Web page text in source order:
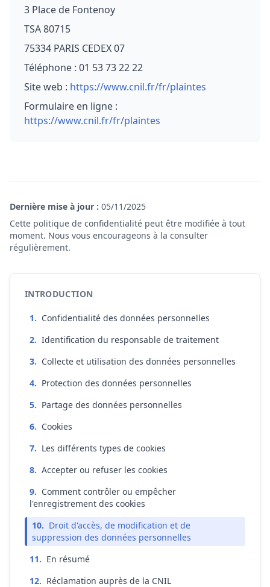
3 Place de Fontenoy
TSA 80715
75334 PARIS CEDEX 07
Téléphone : 01 53 73 22 22
Site web : https://www.cnil.fr/fr/plaintes
Formulaire en ligne :
https://www.cnil.fr/fr/plaintes
Dernière mise à jour : 05/11/2025
Cette politique de confidentialité peut être modifiée à tout
moment. Nous vous encourageons à la consulter
régulièrement.
INTRODUCTION
1. Confidentialité des données personnelles
2. Identification du responsable de traitement
3. Collecte et utilisation des données personnelles
4. Protection des données personnelles
5. Partage des données personnelles
6. Cookies
7. Les différents types de cookies
8. Accepter ou refuser les cookies
9. Comment contrôler ou empêcher
l'enregistrement des cookies
10. Droit d'accès, de modification et de
suppression des données personnelles
11. En résumé
12. Réclamation auprès de la CNIL